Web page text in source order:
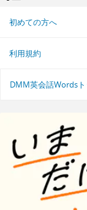
初めての方へ
利用規約
DMM英会話Words